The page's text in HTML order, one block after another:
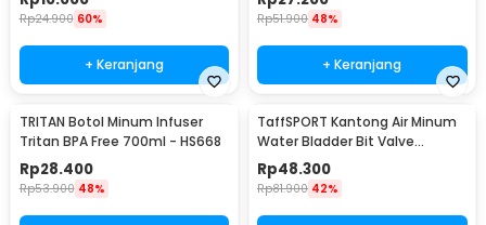
Rp24.900 60%
+ Keranjang
Rp51.900 48%
+ Keranjang
TRITAN Botol Minum Infuser
Tritan BPA Free 700ml - HS668
Rp28.400
Rp53.900 48%
TaffSPORT Kantong Air Minum
Water Bladder Bit Valve
Hydration Bag 2L - SD16
Rp48.300
Rp81.900 42%